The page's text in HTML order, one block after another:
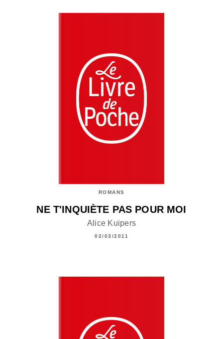
ROMANS
NE T'INQUIÈTE PAS POUR MOI
Alice Kuipers
02/03/2011